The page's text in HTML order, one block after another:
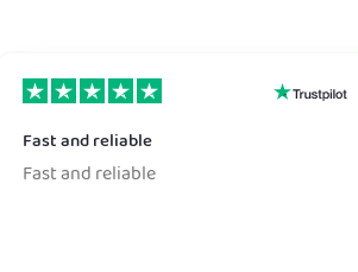
Fast and reliable
Fast and reliable